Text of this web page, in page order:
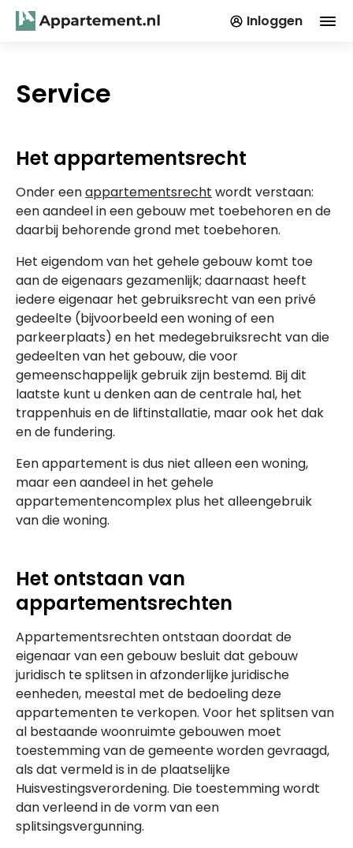
Inloggen
Service
Het appartementsrecht
Onder eenappartementsrecht wordt verstaan:
een aandeel in een gebouw met toebehoren en de
daarbij behorende grond met toebehoren.
Het eigendom van het gehele gebouw komt toe
aan de eigenaars gezamenlijk; daarnaast heeft
iedere eigenaar het gebruiksrecht van een privé
gedeelte (bijvoorbeeld een woning of een
parkeerplaats) en het medegebruiksrecht van die
gedeelten van het gebouw, die voor
gemeenschappelijk gebruik zijn bestemd. Bij dit
laatste kunt u denken aan de centrale hal, het
trappenhuis en de liftinstallatie, maar ook het dak
en de fundering.
Een appartement is dus niet alleen een woning,
maar een aandeel in het gehele
appartementencomplex plus het alleengebruik
van die woning.
Het ontstaan van
appartementsrechten
Appartementsrechten ontstaan doordat de
eigenaar van een gebouw besluit dat gebouw
juridisch te splitsen in afzonderlijke juridische
eenheden, meestal met de bedoeling deze
appartementen te verkopen. Voor het splitsen van
al bestaande woonruimte gebouwen moet
toestemming van de gemeente worden gevraagd,
als dat vermeld is in de plaatselijke
Huisvestingsverordening. Die toestemming wordt
dan verleend in de vorm van een
splitsingsvergunning.